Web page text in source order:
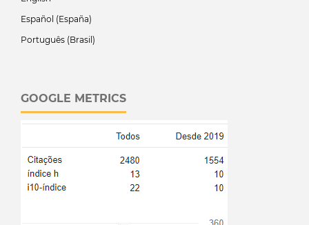
Español (España)
Português (Brasil)
GOOGLE METRICS